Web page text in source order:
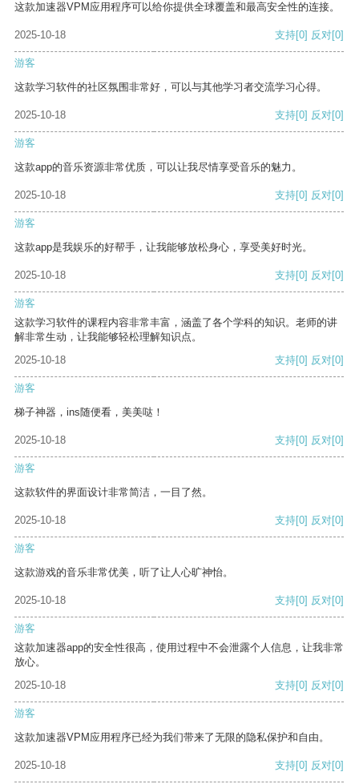
这款加速器VPM应用程序可以给你提供全球覆盖和最高安全性的连接。
2025-10-18 支持[0] 反对[0]
游客
这款学习软件的社区氛围非常好，可以与其他学习者交流学习心得。
2025-10-18 支持[0] 反对[0]
游客
这款app的音乐资源非常优质，可以让我尽情享受音乐的魅力。
2025-10-18 支持[0] 反对[0]
游客
这款app是我娱乐的好帮手，让我能够放松身心，享受美好时光。
2025-10-18 支持[0] 反对[0]
游客
这款学习软件的课程内容非常丰富，涵盖了各个学科的知识。老师的讲
解非常生动，让我能够轻松理解知识点。
2025-10-18
支持[0] 反对[0]
游客
梯子神器，ins随便看，美美哒！
2025-10-18 支持[0] 反对[0]
游客
这款软件的界面设计非常简洁，一目了然。
2025-10-18 支持[0] 反对[0]
游客
这款游戏的音乐非常优美，听了让人心旷神怡。
2025-10-18 支持[0] 反对[0]
游客
这款加速器app的安全性很高，使用过程中不会泄露个人信息，让我非常
放心。
2025-10-18
支持[0] 反对[0]
游客
这款加速器VPM应用程序已经为我们带来了无限的隐私保护和自由。
2025-10-18 支持[0] 反对[0]